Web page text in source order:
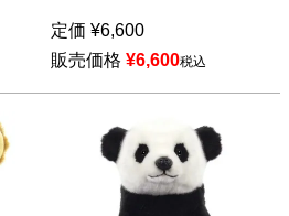
定価 ¥6,600
販売価格 ¥6,600税込